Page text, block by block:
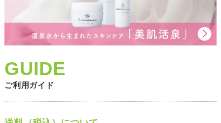
ご利用ガイド